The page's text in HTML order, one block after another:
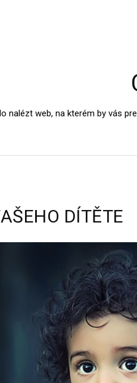
nalézt web, na kterém by vás
DÍTĚTE